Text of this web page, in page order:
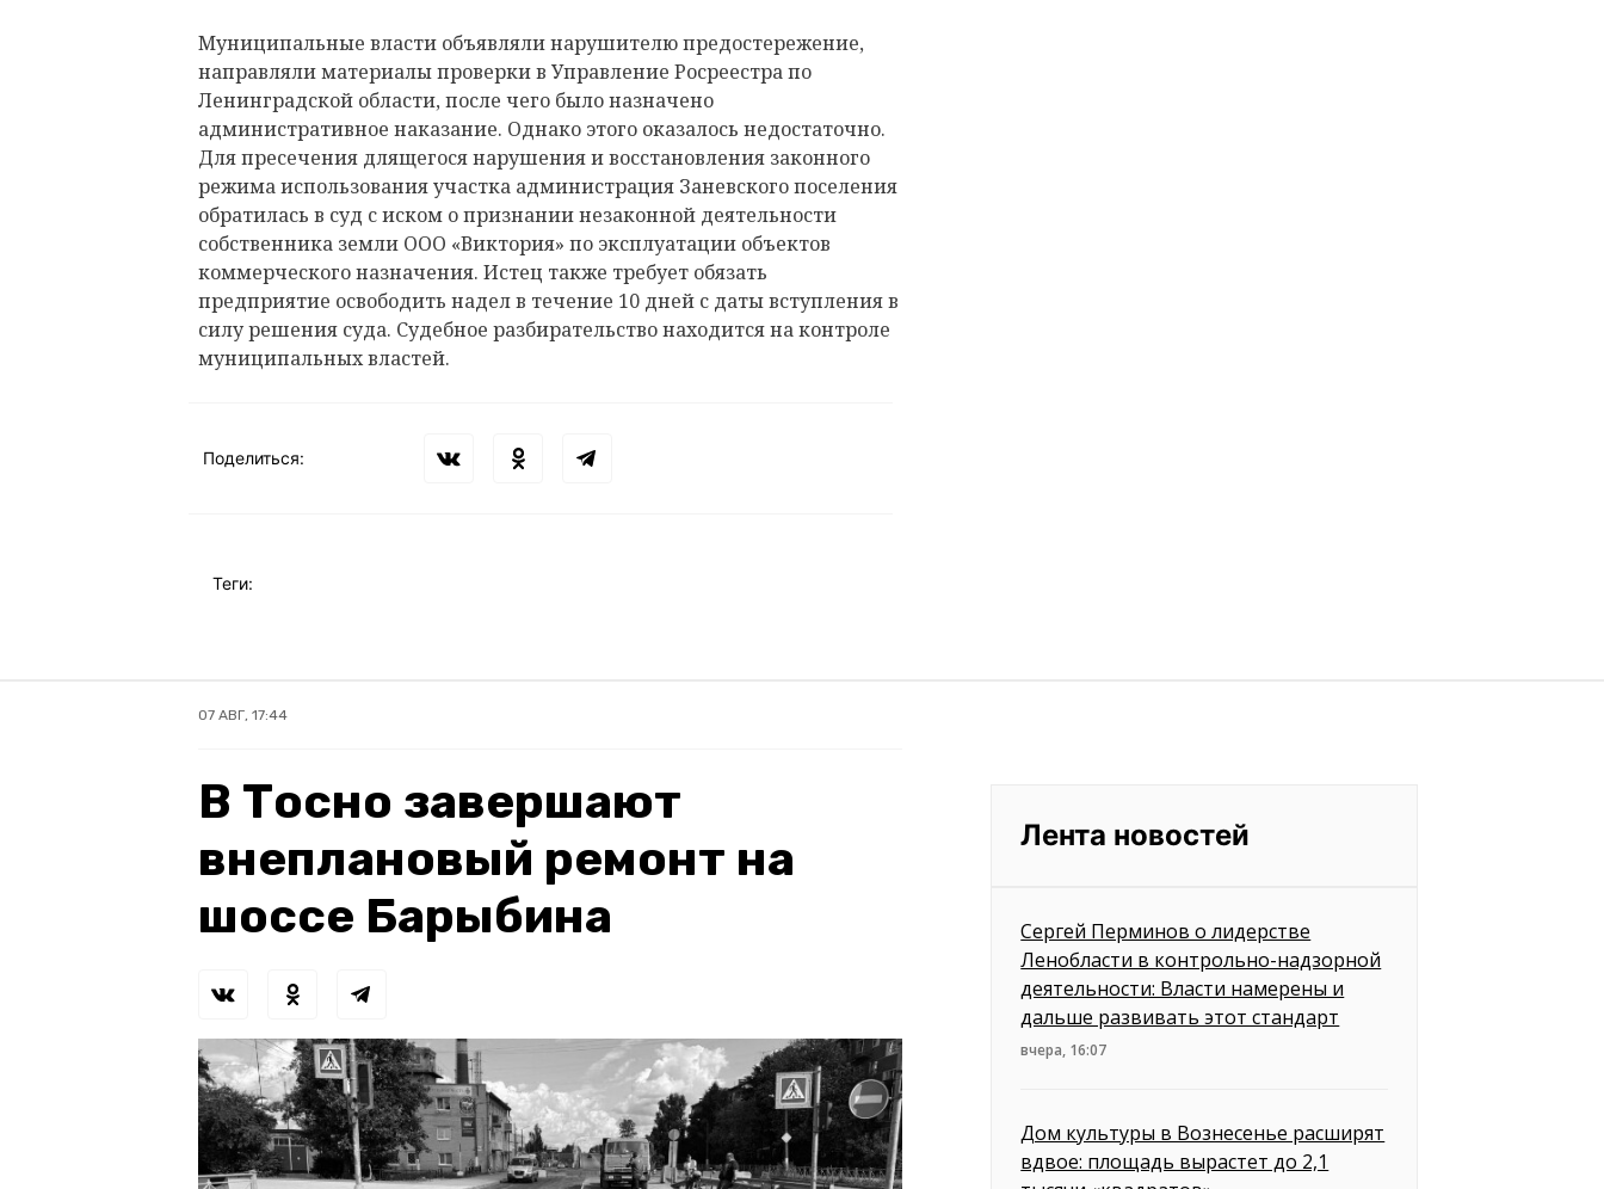
Муниципальные власти объявляли нарушителю предостережение,
направляли материалы проверки в Управление Росреестра по
Ленинградской области, после чего было назначено
административное наказание. Однако этого оказалось недостаточно.
Для пресечения длящегося нарушения и восстановления законного
режима использования участка администрация Заневского поселения
обратилась в суд с иском о признании незаконной деятельности
собственника земли ООО «Виктория» по эксплуатации объектов
коммерческого назначения. Истец также требует обязать
предприятие освободить надел в течение 10 дней с даты вступления в
силу решения суда. Судебное разбирательство находится на контроле
муниципальных властей.
Поделиться:
Теги:
07 АВГ, 17:44
В Тосно завершают
внеплановый ремонт на
шоссе Барыбина
Лента новостей
Сергей Перминов о лидерстве
Ленобласти в контрольно-надзорной
деятельности: Власти намерены и
дальше развивать этот стандарт
вчера, 16:07
Дом культуры в Вознесенье расширят
вдвое: площадь вырастет до 2,1